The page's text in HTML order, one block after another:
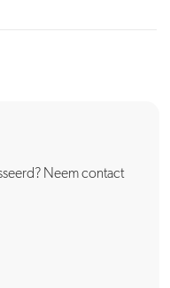
Neem contact